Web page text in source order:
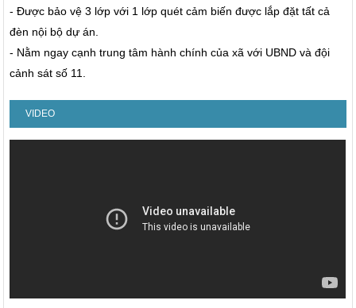
- Được bảo vệ 3 lớp với 1 lớp quét cảm biến được lắp đặt tất cả
đèn nội bộ dự án.
- Nằm ngay cạnh trung tâm hành chính của xã với UBND và đội
cảnh sát số 11.
VIDEO